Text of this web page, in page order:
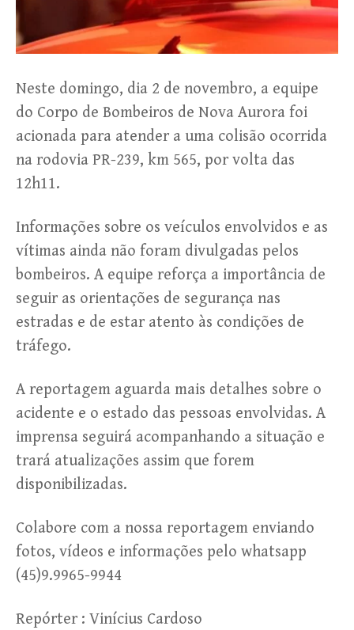
Neste domingo, dia 2 de novembro, a equipe
do Corpo de Bombeiros de Nova Aurora foi
acionada para atender a uma colisão ocorrida
na rodovia PR-239, km 565, por volta das
12h11.
Informações sobre os veículos envolvidos e as
vítimas ainda não foram divulgadas pelos
bombeiros. A equipe reforça a importância de
seguir as orientações de segurança nas
estradas e de estar atento às condições de
tráfego.
A reportagem aguarda mais detalhes sobre o
acidente e o estado das pessoas envolvidas. A
imprensa seguirá acompanhando a situação e
trará atualizações assim que forem
disponibilizadas.
Colabore com a nossa reportagem enviando
fotos, vídeos e informações pelo whatsapp
(45)9.9965-9944
Repórter : Vinícius Cardoso